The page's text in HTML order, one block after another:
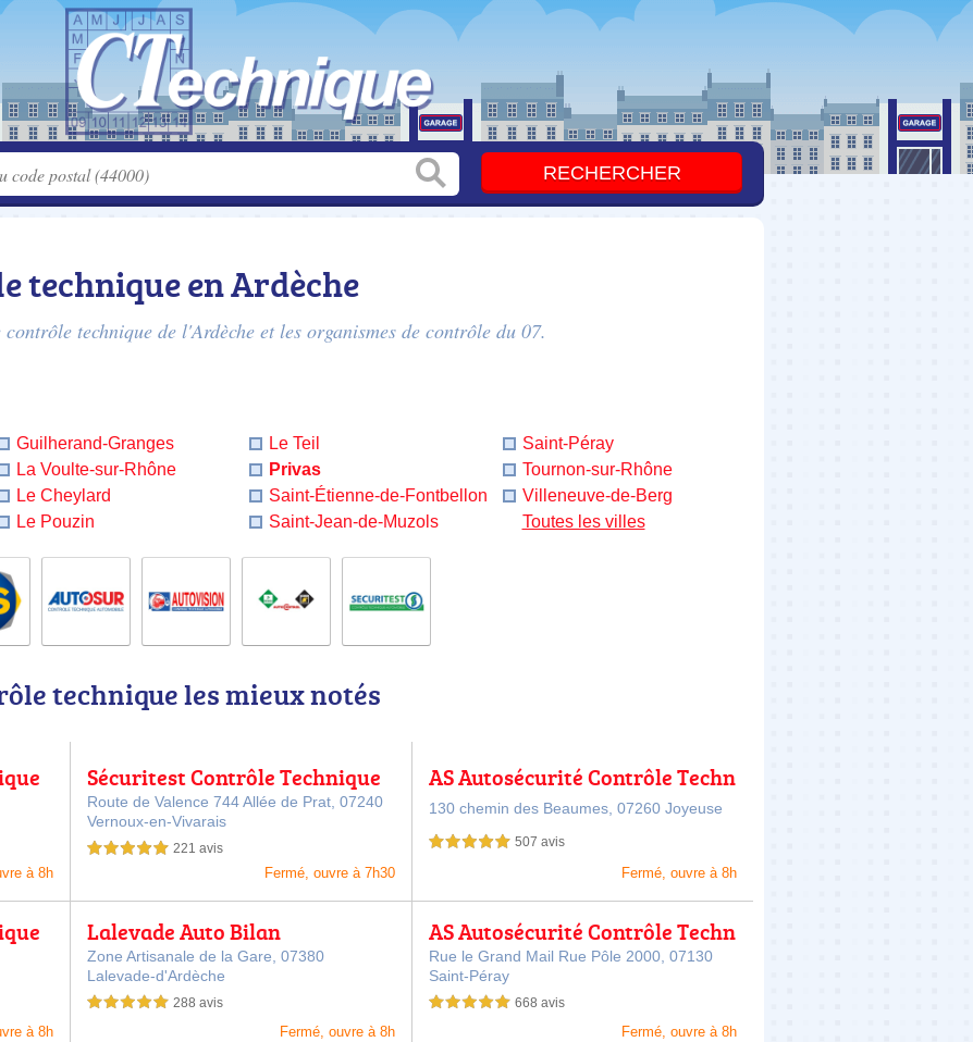
technique en Ardèche
contrôle technique de l'Ardèche et les organismes de contrôle du 07.
Guilherand-Granges
La Voulte-sur-Rhône
Le Cheylard
Le Pouzin
Le Teil
Privas
Saint-Étienne-de-Fontbellon
Saint-Jean-de-Muzols
Saint-Péray
Tournon-sur-Rhône
Villeneuve-de-Berg
Toutes les villes
technique les mieux notés
à 8h
Sécuritest Contrôle Technique
Automobile VERNOUX EN VIVA
RAIS
Route de Valence 744 Allée de Prat,07240
Vernoux-en-Vivarais
5,0 étoiles sur 5 221 avis
Fermé, ouvre à 7h30
AS Autosécurité Contrôle Techn
ique JOYEUSE
130 chemin des Beaumes, 07260 Joyeuse
5,0 étoiles sur 5 507 avis
Fermé, ouvre à 8h
à 8h
Lalevade Auto Bilan
Zone Artisanale de la Gare,07380
Lalevade-d'Ardèche
5,0 étoiles sur 5 288 avis
Fermé, ouvre à 8h
AS Autosécurité Contrôle Techn
ique SAINT PERAY
Rue le Grand Mail Rue Pôle 2000, 07130
Saint-Péray
5,0 étoiles sur 5 668 avis
Fermé, ouvre à 8h